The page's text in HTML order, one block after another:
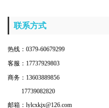
联系方式
热线：0379-60679299
客服：17737929803
商务：13603889856
17739082820
邮箱：lylcxkjx@126.com